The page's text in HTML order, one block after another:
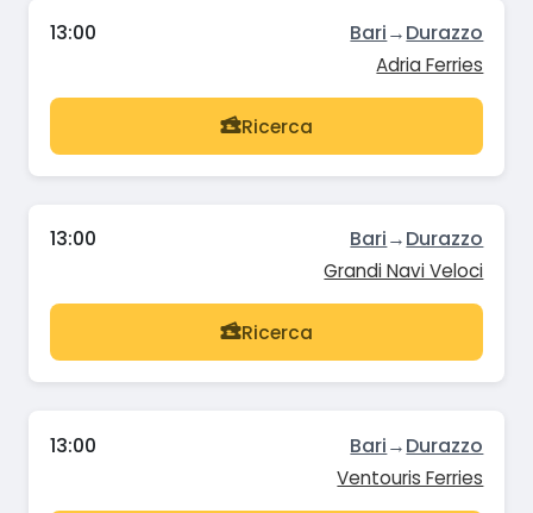
13:00 Bari→Durazzo
Adria Ferries
Ricerca
13:00 Bari→Durazzo
Grandi Navi Veloci
Ricerca
13:00 Bari→Durazzo
Ventouris Ferries